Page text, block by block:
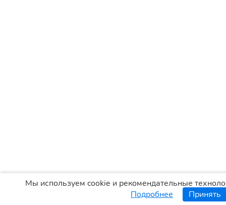
Мы используем cookie и рекомендательные
Подробнее
Принять